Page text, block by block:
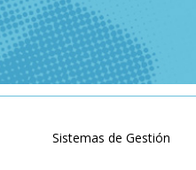
Sistemas de Gestión